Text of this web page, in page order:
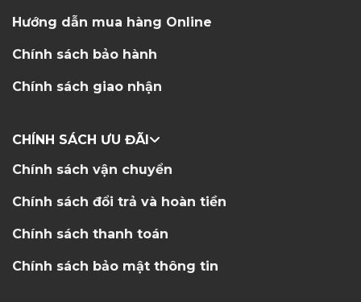
Hướng dẫn mua hàng Online
Chính sách bảo hành
Chính sách giao nhận
CHÍNH SÁCH ƯU ĐÃI
Chính sách vận chuyển
Chính sách đổi trả và hoàn tiền
Chính sách thanh toán
Chính sách bảo mật thông tin